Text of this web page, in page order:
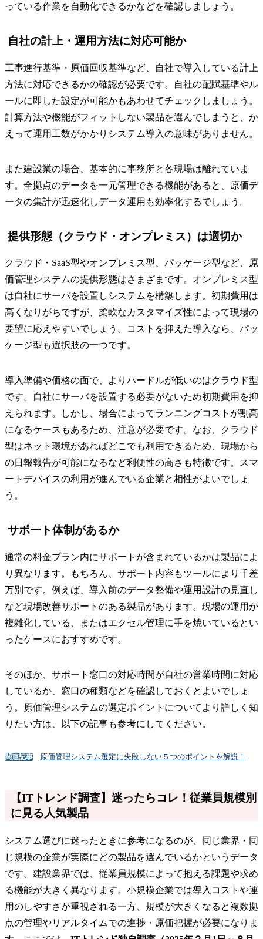
っている作業を自動化できるかなどを確認しましょう。
自社の計上・運用方法に対応可能か
工事進行基準・原価回収基準など、自社で導入している計上
方法に対応できるかの確認が必要です。自社の配賦基準やル
ールに即した設定が可能かもあわせてチェックしましょう。
計算方法や機能がフィットしない製品を選んでしまうと、か
えって運用工数がかかりシステム導入の意味がありません。
また建設業の場合、基本的に事務所と各現場は離れていま
す。全拠点のデータを一元管理できる機能があると、原価デ
ータの集計が迅速化しデータ運用も効率化するでしょう。
提供形態（クラウド・オンプレミス）は適切か
クラウド・SaaS型やオンプレミス型、パッケージ型など、原
価管理システムの提供形態はさまざまです。オンプレミス型
は自社にサーバを設置しシステムを構築します。初期費用は
高くなりがちですが、柔軟なカスタマイズ性によって現場の
要望に応えやすいでしょう。コストを抑えた導入なら、パッ
ケージ型も選択肢の一つです。
導入準備や価格の面で、よりハードルが低いのはクラウド型
です。自社にサーバを設置する必要がないため初期費用を抑
えられます。しかし、場合によってランニングコストが割高
になるケースもあるため、注意が必要です。なお、クラウド
型はネット環境があればどこでも利用できるため、現場から
の日報報告が可能になるなど利便性の高さも特徴です。スマ
ートデバイスの利用が進んでいる企業と相性がよいでしょ
う。
サポート体制があるか
通常の料金プラン内にサポートが含まれているかは製品によ
り異なります。もちろん、サポート内容もツールにより千差
万別です。例えば、導入前のデータ整備や運用設計の見直し
など現場改善サポートのある製品があります。現場の運用が
複雑化している、またはエクセル管理に手を焼いているとい
ったケースにおすすめです。
そのほか、サポート窓口の対応時間が自社の営業時間に対応
しているか、窓口の種類などを確認しておくとよいでしょ
う。原価管理システムの選定ポイントについてより詳しく知
りたい方は、以下の記事も参考にしてください。
関連記事 原価管理システム選定に失敗しない５つのポイントを解説！
【ITトレンド調査】迷ったらコレ！従業員規模別
に見る人気製品
システム選びに迷ったときに参考になるのが、同じ業界・同
じ規模の企業が実際にどの製品を選んでいるかというデータ
です。建設業界では、従業員規模によって抱える課題や求め
る機能が大きく異なります。小規模企業では導入コストや運
用のしやすさが重視される一方、規模が大きくなると複数拠
点の管理やリアルタイムでの進捗・原価把握が必要になりま